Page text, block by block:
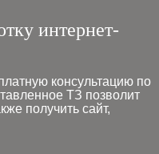
интернет-
консультацию по
ТЗ позволит
получить сайт,